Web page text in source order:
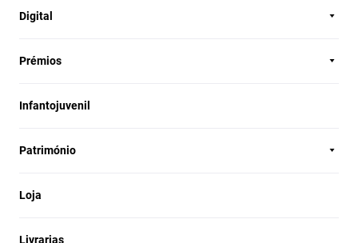
Digital
Prémios
Infantojuvenil
Património
Loja
Livrarias